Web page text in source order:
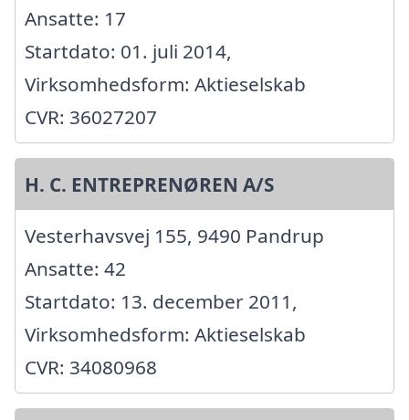
Ansatte: 17
Startdato: 01. juli 2014,
Virksomhedsform: Aktieselskab
CVR: 36027207
H. C. ENTREPRENØREN A/S
Vesterhavsvej 155, 9490 Pandrup
Ansatte: 42
Startdato: 13. december 2011,
Virksomhedsform: Aktieselskab
CVR: 34080968